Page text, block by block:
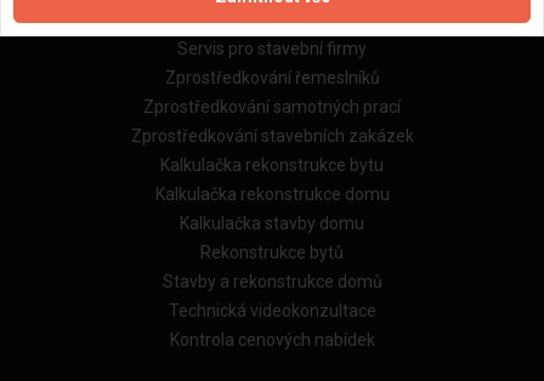
Servis pro stavební firmy
Zprostředkování řemeslníků
Zprostředkování samotných prací
Zprostředkování stavebních zakázek
Kalkulačka rekonstrukce bytu
Kalkulačka rekonstrukce domu
Kalkulačka stavby domu
Rekonstrukce bytů
Stavby a rekonstrukce domů
Technická videokonzultace
Kontrola cenových nabídek